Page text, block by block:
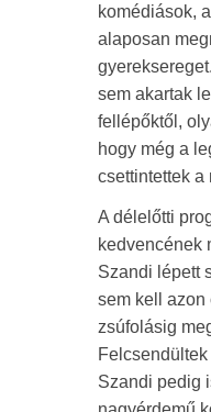
komédiások,
alaposan
sem akartak
fellépőktől,
hogy még a
csettintettek a
A délelőtti
kedvencének
Szandi lépett
sem kell azon
zsúfolásig
Szandi pedig